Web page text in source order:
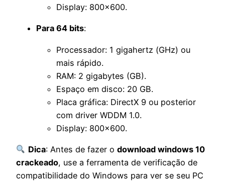
Display: 800×600.
Para 64 bits:
Processador: 1 gigahertz (GHz) ou
mais rápido.
RAM: 2 gigabytes (GB).
Espaço em disco: 20 GB.
Placa gráfica: DirectX 9 ou posterior
com driver WDDM 1.0.
Display: 800×600.
Dica: Antes de fazer o download windows 10
crackeado, use a ferramenta de verificação de
compatibilidade do Windows para ver se seu PC